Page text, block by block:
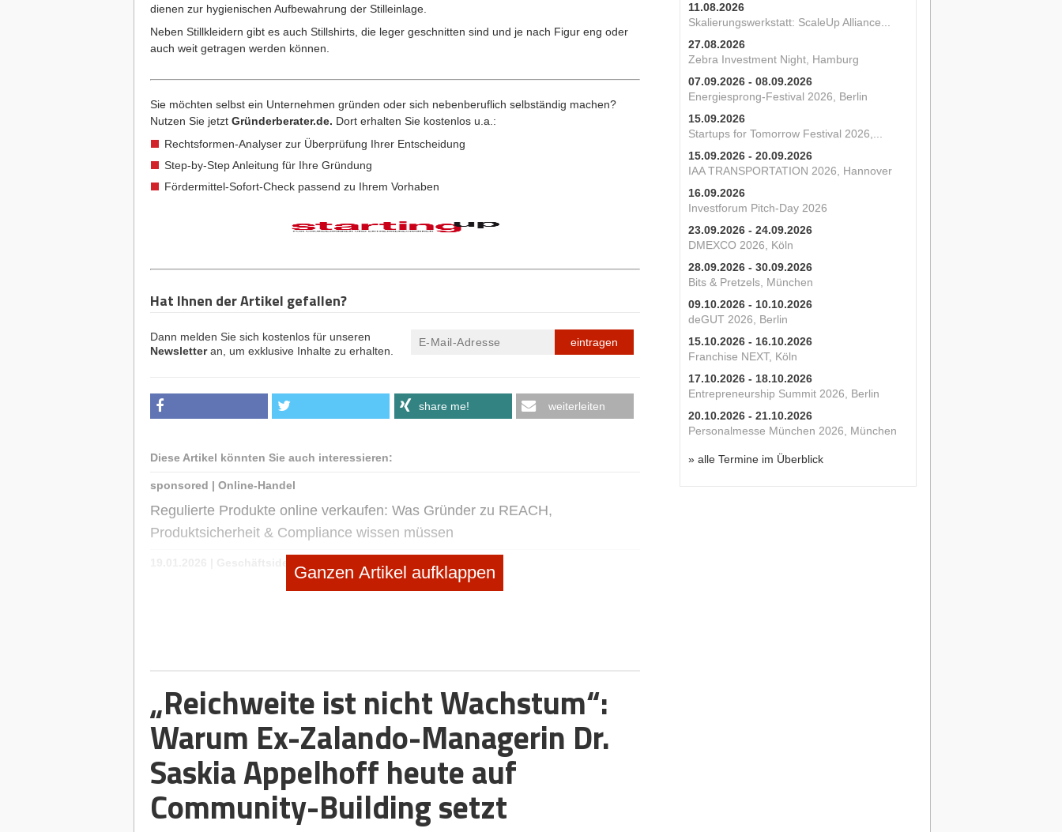
11.08.2026
Skalierungswerkstatt: ScaleUp Alliance...
27.08.2026
Zebra Investment Night, Hamburg
07.09.2026 - 08.09.2026
Energiesprong-Festival 2026, Berlin
15.09.2026
Startups for Tomorrow Festival 2026,...
15.09.2026 - 20.09.2026
IAA TRANSPORTATION 2026, Hannover
16.09.2026
Investforum Pitch-Day 2026
23.09.2026 - 24.09.2026
DMEXCO 2026, Köln
28.09.2026 - 30.09.2026
Bits & Pretzels, München
09.10.2026 - 10.10.2026
deGUT 2026, Berlin
15.10.2026 - 16.10.2026
Franchise NEXT, Köln
17.10.2026 - 18.10.2026
Entrepreneurship Summit 2026, Berlin
20.10.2026 - 21.10.2026
Personalmesse München 2026, München
» alle Termine im Überblick
dienen zur hygienischen Aufbewahrung der Stilleinlage.
Neben Stillkleidern gibt es auch Stillshirts, die leger geschnitten sind und je nach Figur eng oder
auch weit getragen werden können.
Sie möchten selbst ein Unternehmen gründen oder sich nebenberuflich selbständig machen?
Nutzen Sie jetzt Gründerberater.de. Dort erhalten Sie kostenlos u.a.:
Rechtsformen-Analyser zur Überprüfung Ihrer Entscheidung
Step-by-Step Anleitung für Ihre Gründung
Fördermittel-Sofort-Check passend zu Ihrem Vorhaben
Hat Ihnen der Artikel gefallen?
Dann melden Sie sich kostenlos für unseren
Newsletteran, um exklusive Inhalte zu erhalten.
eintragen
share me! weiterleiten
Diese Artikel könnten Sie auch interessieren:
sponsored | Online-Handel
Regulierte Produkte online verkaufen: Was Gründer zu REACH,
Produktsicherheit & Compliance wissen müssen
SPEIKI: das Spucktuch zum Anziehen
Digitaler Vorreiter: Wie Bootsschule1 die Sportboot-Ausbildung umkrempelt
Ganzen Artikel aufklappen
„Reichweite ist nicht Wachstum“:
Warum Ex-Zalando-Managerin Dr.
Saskia Appelhoff heute auf
Community-Building setzt